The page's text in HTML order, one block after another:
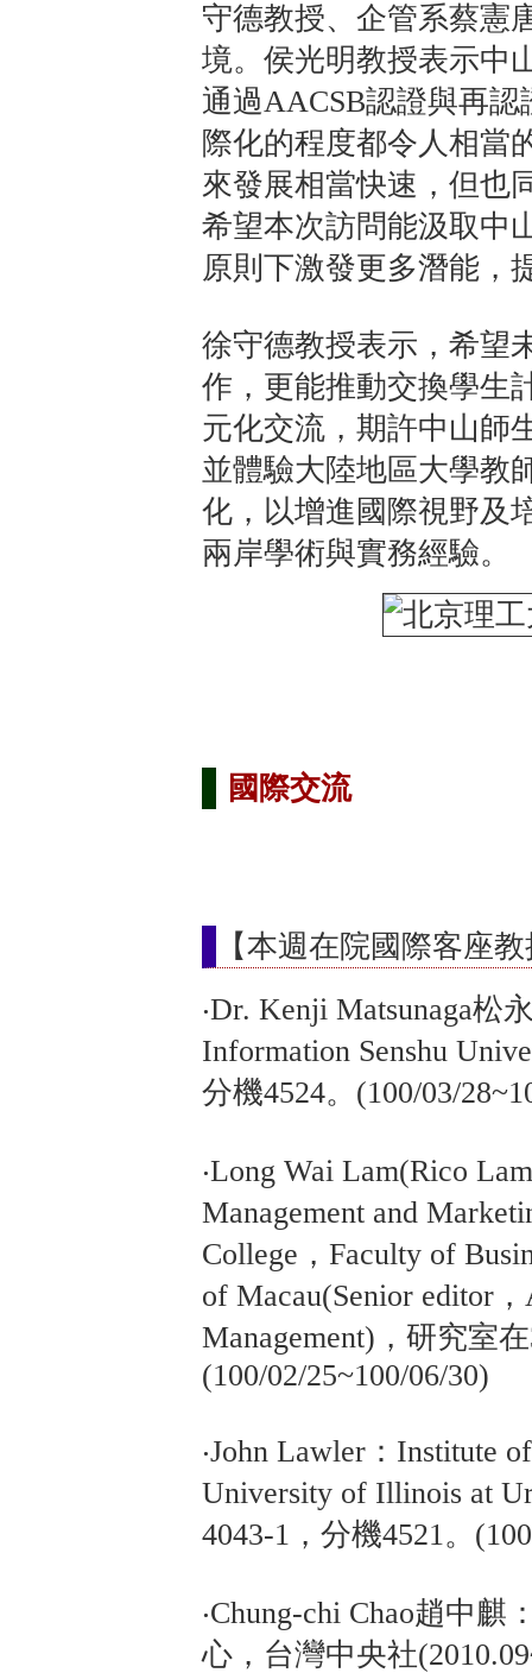
守德教授、企管系蔡憲
境。侯光明教授表示中
通過AACSB認證與再
際化的程度都令人相當
來發展相當快速，但也
希望本次訪問能汲取中
原則下激發更多潛能，
徐守德教授表示，希望
作，更能推動交換學生
元化交流，期許中山師
並體驗大陸地區大學教
化，以增進國際視野及
兩岸學術與實務經驗。
國際交流
【本週在院國際客座
‧Dr. Kenji Matsunaga松
Information Senshu
分機4524。(100/03/
‧Long Wai Lam(Rico
Management and
College，Faculty of
of Macau(Senior editor
Management)，研究室
(100/02/25~100/06/30)
‧John Lawler：Institute
University of Illinois at
4043-1，分機4521。
‧Chung-chi Chao趙中
心，台灣中央社